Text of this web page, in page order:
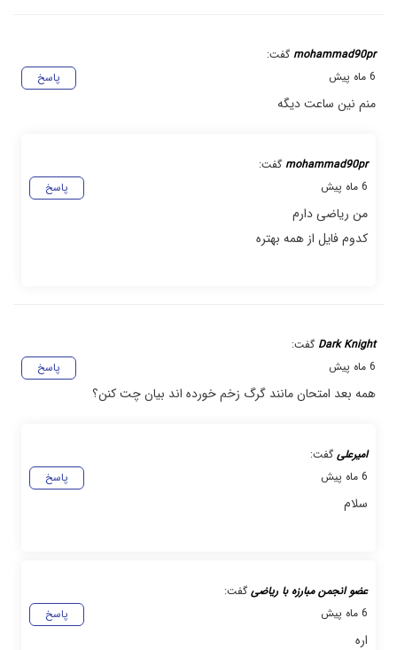
mohammad90pr گفت:
پاسخ
6 ماه پیش
منم نین ساعت دیگه
mohammad90pr گفت:
پاسخ
6 ماه پیش
من ریاضی دارم
کدوم فایل از همه بهتره
Dark Knight گفت:
پاسخ
6 ماه پیش
همه بعد امتحان مانند گرگ زخم خورده اند بیان چت کنن؟
امیرعلی گفت:
پاسخ
6 ماه پیش
سلام
عضو انجمن مبارزه با ریاضی گفت:
پاسخ
6 ماه پیش
اره